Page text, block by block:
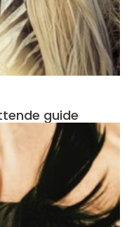
guide